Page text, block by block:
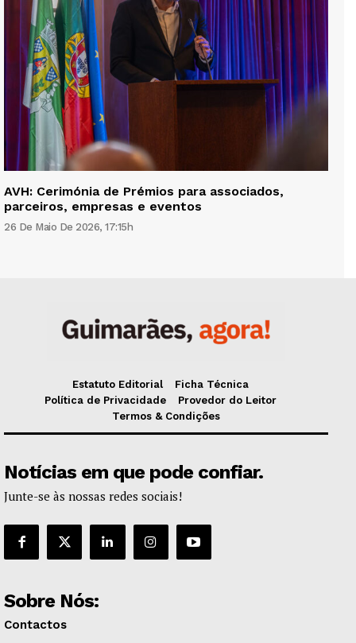
AVH: Cerimónia de Prémios para associados,
parceiros, empresas e eventos
26 De Maio De 2026, 17:15h
Estatuto Editorial
Ficha Técnica
Política de Privacidade
Provedor do Leitor
Termos & Condições
Notícias em que pode confiar.
Junte-se às nossas redes sociais!
Sobre Nós:
Contactos